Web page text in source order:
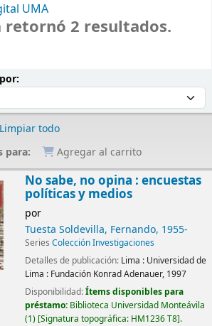
UMA
retornó 2 resultados.
Limpiar todo
para:
Agregar al carrito
No sabe, no opina : encuestas
políticas y medios
por
Tuesta Soldevilla, Fernando, 1955-
Series Colección Investigaciones
Detalles de publicación: Lima : Universidad de
Lima : Fundación Konrad Adenauer, 1997
Disponibilidad:Ítems disponibles para
préstamo: Biblioteca Universidad Monteávila
(1) Signatura topográfica: HM1236 T8 .